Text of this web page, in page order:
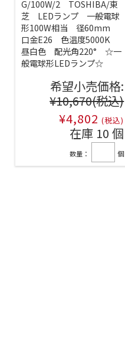
G/100W/2 TOSHIBA/東
芝 LEDランプ 一般電球
形100W相当 径60mm
口金E26 色温度5000K
昼白色 配光角220° ☆一
般電球形LEDランプ☆
希望小売価格:
¥10,670(税込)
¥4,802 (税込)
在庫 10 個
数量： 個